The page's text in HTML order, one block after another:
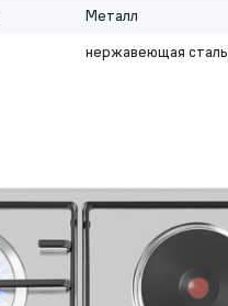
Металл
нержавеющая сталь